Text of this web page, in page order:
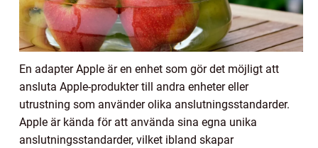
En adapter Apple är en enhet som gör det möjligt att
ansluta Apple-produkter till andra enheter eller
utrustning som använder olika anslutningsstandarder.
Apple är kända för att använda sina egna unika
anslutningsstandarder, vilket ibland skapar